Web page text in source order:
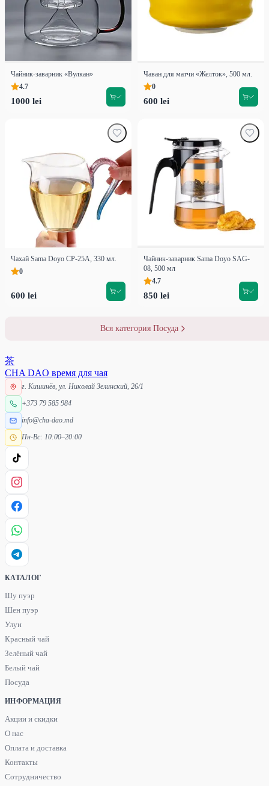
Чайник-заварник «Вулкан»
4.7
1000 lei
Чаван для матчи «Желток», 500 мл.
0
600 lei
Чахай Sama Doyo CP-25A, 330 мл.
0
600 lei
Чайник-заварник Sama Doyo SAG-
08, 500 мл
4.7
850 lei
Вся категория Посуда
茶
CHA DAO время для чая
г. Кишинёв, ул. Николай Зелинский, 26/1
+373 79 585 984
info@cha-dao.md
Пн-Вс: 10:00–20:00
КАТАЛОГ
Шу пуэр
Шен пуэр
Улун
Красный чай
Зелёный чай
Белый чай
Посуда
ИНФОРМАЦИЯ
Акции и скидки
О нас
Оплата и доставка
Контакты
Сотрудничество